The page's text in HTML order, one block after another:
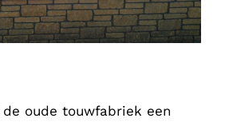
oude touwfabriek een